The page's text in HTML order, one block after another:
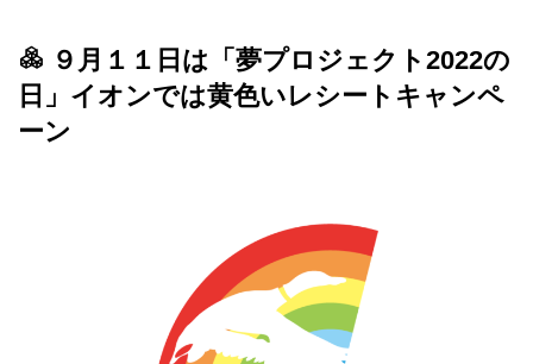
９月１１日は「夢プロジェクト2022の
日」イオンでは黄色いレシートキャンペ
ーン